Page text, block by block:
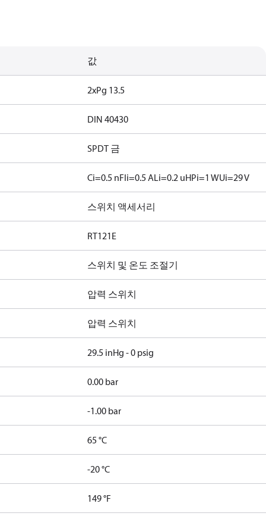
값
2xPg 13.5
DIN 40430
SPDT 금
Ci=0.5 nFIi=0.5 ALi=0.2 uHPi=1 WUi=29 V
스위치 액세서리
RT121E
스위치 및 온도 조절기
압력 스위치
압력 스위치
29.5 inHg - 0 psig
0.00 bar
-1.00 bar
65 °C
-20 °C
149 °F